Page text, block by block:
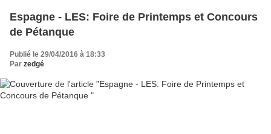
Espagne - LES: Foire de Printemps et Concours
de Pétanque
Publié le 29/04/2016 à 18:33
Par zedgé